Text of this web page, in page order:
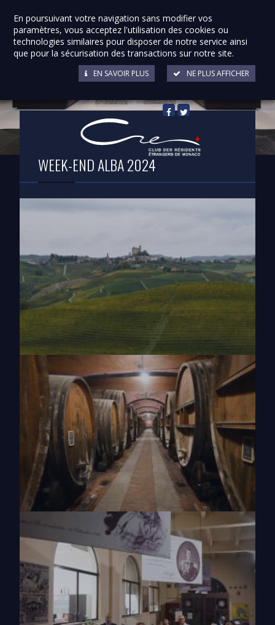
WEEK-END ALBA 2024
En poursuivant votre navigation sans modifier vos
paramètres, vous acceptez l'utilisation des cookies ou
technologies similaires pour disposer de notre service ainsi
que pour la sécurisation des transactions sur notre site.
NE PLUS AFFICHER
EN SAVOIR PLUS